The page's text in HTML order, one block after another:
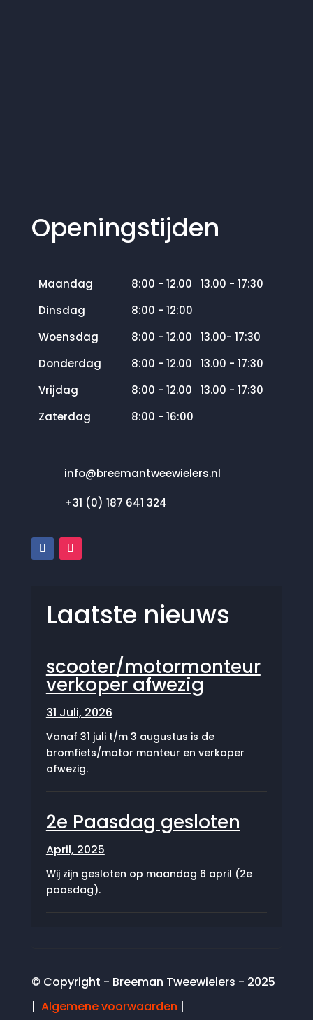
Openingstijden
Maandag
8:00 - 12.00 13.00 - 17:30
Dinsdag
8:00 - 12:00
Woensdag
8:00 - 12.00 13.00- 17:30
Donderdag
8:00 - 12.00 13.00 - 17:30
Vrijdag
8:00 - 12.00 13.00 - 17:30
Zaterdag
8:00 - 16:00
info@breemantweewielers.nl
+31 (0) 187 641 324
Laatste nieuws
scooter/motormonteur
verkoper afwezig
31 Juli, 2026
Vanaf 31 juli t/m 3 augustus is de
bromfiets/motor monteur en verkoper
afwezig.
2e Paasdag gesloten
April, 2025
Wij zijn gesloten op maandag 6 april (2e
paasdag).
© Copyright - Breeman Tweewielers - 2025
| Algemene voorwaarden |